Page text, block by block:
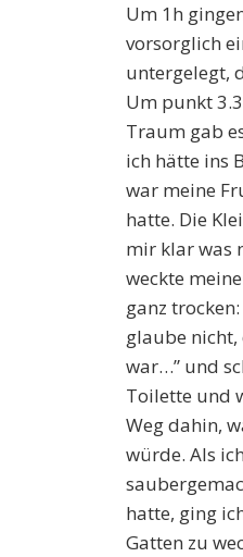
Um 1h
vorsorglich
untergelegt,
Um punkt
Traum gab
ich hätte ins
war meine
hatte. Die
mir klar was
weckte
ganz
glaube nicht,
war…” und
Toilette und
Weg dahin,
würde. Als
hatte, ging
Gatten zu